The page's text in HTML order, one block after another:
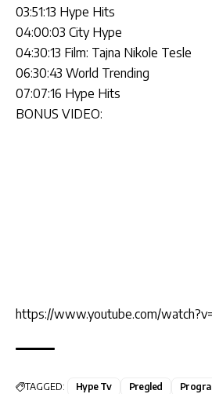
03:51:13 Hype Hits
04:00:03 City Hype
04:30:13 Film: Tajna Nikole Tesle
06:30:43 World Trending
07:07:16 Hype Hits
BONUS VIDEO:
https://www.youtube.com/
TAGGED: Hype Tv Pregled